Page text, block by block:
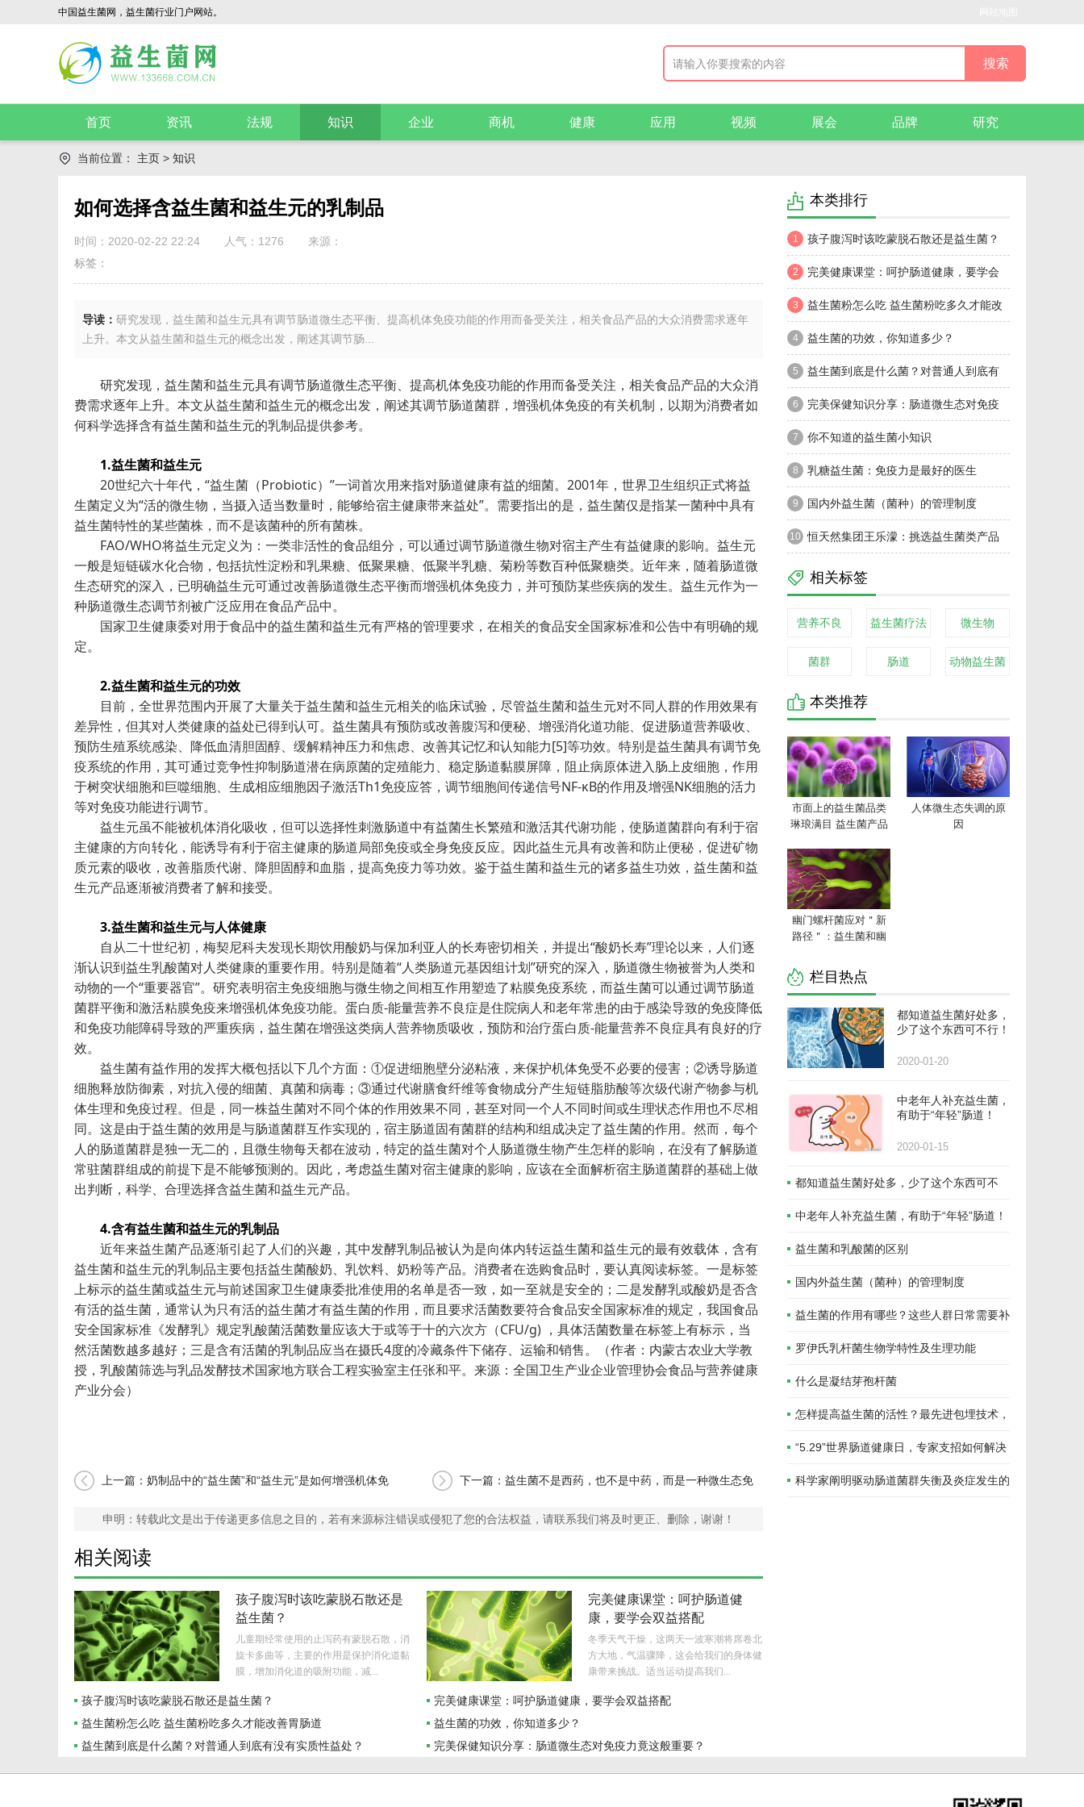
中国益生菌网，益生菌行业门户网站。
首页 资讯 法规 知识 企业 商机 健康 应用 视频 展会 品牌 研究
当前位置： 主页 > 知识
如何选择含益生菌和益生元的乳制品
时间：2020-02-22 22:24 人气： 1276
来源：
标签：
导读： 研究发现，益生菌和益生元具有调节肠道微生态平衡、提高机体免疫功能的作用而备受关注，相关食品产品的大众消费需求逐年
上升。本文从益生菌和益生元的概念出发，阐述其调节肠...
研究发现，益生菌和益生元具有调节肠道微生态平衡、提高机体免疫功能的作用而备受关注，相关食品产品的大众消
费需求逐年上升。本文从益生菌和益生元的概念出发，阐述其调节肠道菌群，增强机体免疫的有关机制，以期为消费者如
何科学选择含有益生菌和益生元的乳制品提供参考。
1.益生菌和益生元
20世纪六十年代，“益生菌（Probiotic）”一词首次用来指对肠道健康有益的细菌。2001年，世界卫生组织正式将益
生菌定义为“活的微生物，当摄入适当数量时，能够给宿主健康带来益处”。需要指出的是，益生菌仅是指某一菌种中具有
益生菌特性的某些菌株，而不是该菌种的所有菌株。
FAO/WHO将益生元定义为：一类非活性的食品组分，可以通过调节肠道微生物对宿主产生有益健康的影响。益生元
一般是短链碳水化合物，包括抗性淀粉和乳果糖、低聚果糖、低聚半乳糖、菊粉等数百种低聚糖类。近年来，随着肠道微
生态研究的深入，已明确益生元可通过改善肠道微生态平衡而增强机体免疫力，并可预防某些疾病的发生。益生元作为一
种肠道微生态调节剂被广泛应用在食品产品中。
国家卫生健康委对用于食品中的益生菌和益生元有严格的管理要求，在相关的食品安全国家标准和公告中有明确的规
定。
2.益生菌和益生元的功效
目前，全世界范围内开展了大量关于益生菌和益生元相关的临床试验，尽管益生菌和益生元对不同人群的作用效果有
差异性，但其对人类健康的益处已得到认可。益生菌具有预防或改善腹泻和便秘、增强消化道功能、促进肠道营养吸收、
预防生殖系统感染、降低血清胆固醇、缓解精神压力和焦虑、改善其记忆和认知能力[5]等功效。特别是益生菌具有调节免
疫系统的作用，其可通过竞争性抑制肠道潜在病原菌的定殖能力、稳定肠道黏膜屏障，阻止病原体进入肠上皮细胞，作用
于树突状细胞和巨噬细胞、生成相应细胞因子激活Th1免疫应答，调节细胞间传递信号NF-κB的作用及增强NK细胞的活力
等对免疫功能进行调节。
益生元虽不能被机体消化吸收，但可以选择性刺激肠道中有益菌生长繁殖和激活其代谢功能，使肠道菌群向有利于宿
主健康的方向转化，能诱导有利于宿主健康的肠道局部免疫或全身免疫反应。因此益生元具有改善和防止便秘，促进矿物
质元素的吸收，改善脂质代谢、降胆固醇和血脂，提高免疫力等功效。鉴于益生菌和益生元的诸多益生功效，益生菌和益
生元产品逐渐被消费者了解和接受。
3.益生菌和益生元与人体健康
自从二十世纪初，梅契尼科夫发现长期饮用酸奶与保加利亚人的长寿密切相关，并提出“酸奶长寿”理论以来，人们逐
渐认识到益生乳酸菌对人类健康的重要作用。特别是随着“人类肠道元基因组计划”研究的深入，肠道微生物被誉为人类和
动物的一个“重要器官”。研究表明宿主免疫细胞与微生物之间相互作用塑造了粘膜免疫系统，而益生菌可以通过调节肠道
菌群平衡和激活粘膜免疫来增强机体免疫功能。蛋白质-能量营养不良症是住院病人和老年常患的由于感染导致的免疫降低
和免疫功能障碍导致的严重疾病，益生菌在增强这类病人营养物质吸收，预防和治疗蛋白质-能量营养不良症具有良好的疗
效。
益生菌有益作用的发挥大概包括以下几个方面：①促进细胞壁分泌粘液，来保护机体免受不必要的侵害；②诱导肠道
细胞释放防御素，对抗入侵的细菌、真菌和病毒；③通过代谢膳食纤维等食物成分产生短链脂肪酸等次级代谢产物参与机
体生理和免疫过程。但是，同一株益生菌对不同个体的作用效果不同，甚至对同一个人不同时间或生理状态作用也不尽相
同。这是由于益生菌的效用是与肠道菌群互作实现的，宿主肠道固有菌群的结构和组成决定了益生菌的作用。然而，每个
人的肠道菌群是独一无二的，且微生物每天都在波动，特定的益生菌对个人肠道微生物产生怎样的影响，在没有了解肠道
常驻菌群组成的前提下是不能够预测的。因此，考虑益生菌对宿主健康的影响，应该在全面解析宿主肠道菌群的基础上做
出判断，科学、合理选择含益生菌和益生元产品。
4.含有益生菌和益生元的乳制品
近年来益生菌产品逐渐引起了人们的兴趣，其中发酵乳制品被认为是向体内转运益生菌和益生元的最有效载体，含有
益生菌和益生元的乳制品主要包括益生菌酸奶、乳饮料、奶粉等产品。消费者在选购食品时，要认真阅读标签。一是标签
上标示的益生菌或益生元与前述国家卫生健康委批准使用的名单是否一致，如一至就是安全的；二是发酵乳或酸奶是否含
有活的益生菌，通常认为只有活的益生菌才有益生菌的作用，而且要求活菌数要符合食品安全国家标准的规定，我国食品
安全国家标准《发酵乳》规定乳酸菌活菌数量应该大于或等于十的六次方（CFU/g) ，具体活菌数量在标签上有标示，当
然活菌数越多越好；三是含有活菌的乳制品应当在摄氏4度的冷藏条件下储存、运输和销售。（作者：内蒙古农业大学教
授，乳酸菌筛选与乳品发酵技术国家地方联合工程实验室主任张和平。来源：全国卫生产业企业管理协会食品与营养健康
产业分会）
上一篇：奶制品中的“益生菌”和“益生元”是如何增强机体免
下一篇：益生菌不是西药，也不是中药，而是一种微生态免
申明：转载此文是出于传递更多信息之目的，若有来源标注错误或侵犯了您的合法权益，请联系我们将及时更正、删除，谢谢！
相关阅读
孩子腹泻时该吃蒙脱石散还是
益生菌？
儿童期经常使用的止泻药有蒙脱石散，消
旋卡多曲等，主要的作用是保护消化道黏
膜，增加消化道的吸附功能，减...
完美健康课堂：呵护肠道健
康，要学会双益搭配
冬季天气干燥，这两天一波寒潮将席卷北
方大地，气温骤降，这会给我们的身体健
康带来挑战。适当运动提高我们...
孩子腹泻时该吃蒙脱石散还是益生菌？
完美健康课堂：呵护肠道健康，要学会双益搭配
益生菌粉怎么吃 益生菌粉吃多久才能改善胃肠道
益生菌的功效，你知道多少？
益生菌到底是什么菌？对普通人到底有没有实质性益处？
完美保健知识分享：肠道微生态对免疫力竟这般重要？
本类排行
1 孩子腹泻时该吃蒙脱石散还是益生菌？
2 完美健康课堂：呵护肠道健康，要学会
双益搭配
3 益生菌粉怎么吃 益生菌粉吃多久才能改
善胃肠道
4 益生菌的功效，你知道多少？
5 益生菌到底是什么菌？对普通人到底有
没有实质性益处？
6 完美保健知识分享：肠道微生态对免疫
力竟这般重要？
7 你不知道的益生菌小知识
8 乳糖益生菌：免疫力是最好的医生
9 国内外益生菌（菌种）的管理制度
10 恒天然集团王乐濛：挑选益生菌类产品
需注意三个方面
相关标签
营养不良 益生菌疗法 微生物
菌群 肠道 动物益生菌
本类推荐
市面上的益生菌品类
琳琅满目 益生菌产品
人体微生态失调的原
因
幽门螺杆菌应对＂新
路径＂：益生菌和幽
实际对比
栏目热点
都知道益生菌好处多，
少了这个东西可不行！
2020-01-20
中老年人补充益生菌，
有助于“年轻”肠道！
2020-01-15
都知道益生菌好处多，少了这个东西可不
行！
中老年人补充益生菌，有助于“年轻”肠道！
益生菌和乳酸菌的区别
国内外益生菌（菌种）的管理制度
益生菌的作用有哪些？这些人群日常需要补
充罗伊氏乳杆菌生物学特性及生理功能
什么是凝结芽孢杆菌
怎样提高益生菌的活性？最先进包埋技术，
让益生菌“超长待机”
“5.29”世界肠道健康日，专家支招如何解决
便秘那些事儿
科学家阐明驱动肠道菌群失衡及炎症发生的